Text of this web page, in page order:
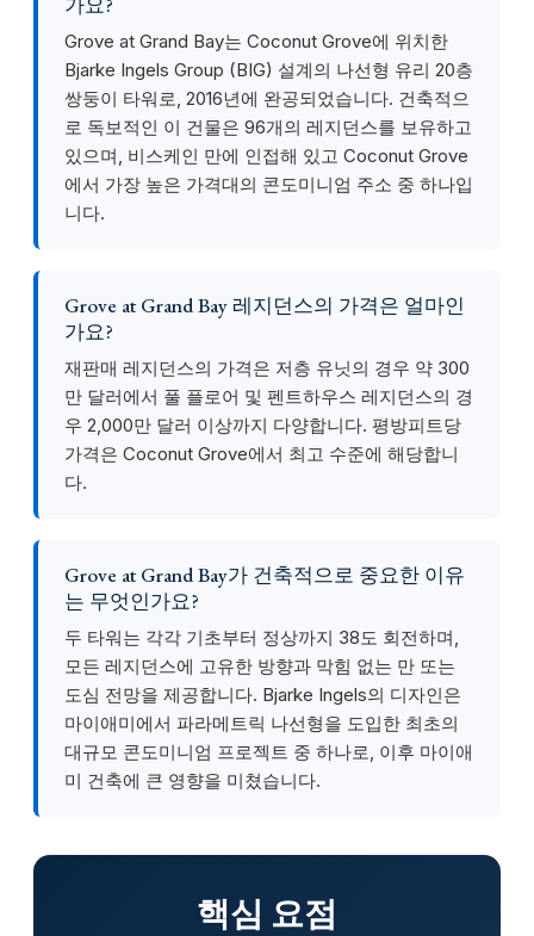
Grove at Grand Bay는 Coconut Grove에 위치한
Bjarke Ingels Group (BIG) 설계의 나선형 유리 20층
쌍둥이 타워로, 2016년에 완공되었습니다. 건축적으
로 독보적인 이 건물은 96개의 레지던스를 보유하고
있으며, 비스케인 만에 인접해 있고 Coconut Grove
에서 가장 높은 가격대의 콘도미니엄 주소 중 하나입
니다.
Grove at Grand Bay 레지던스의 가격은 얼마인
가요?
재판매 레지던스의 가격은 저층 유닛의 경우 약 300
만 달러에서 풀 플로어 및 펜트하우스 레지던스의 경
우 2,000만 달러 이상까지 다양합니다. 평방피트당
가격은 Coconut Grove에서 최고 수준에 해당합니
다.
Grove at Grand Bay가 건축적으로 중요한 이유
는 무엇인가요?
두 타워는 각각 기초부터 정상까지 38도 회전하며,
모든 레지던스에 고유한 방향과 막힘 없는 만 또는
도심 전망을 제공합니다. Bjarke Ingels의 디자인은
마이애미에서 파라메트릭 나선형을 도입한 최초의
대규모 콘도미니엄 프로젝트 중 하나로, 이후 마이애
미 건축에 큰 영향을 미쳤습니다.
핵심 요점